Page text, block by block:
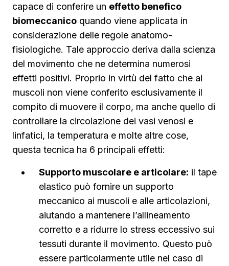
capace di conferire un effetto benefico
biomeccanico quando viene applicata in
considerazione delle regole anatomo-
fisiologiche. Tale approccio deriva dalla scienza
del movimento che ne determina numerosi
effetti positivi. Proprio in virtù del fatto che ai
muscoli non viene conferito esclusivamente il
compito di muovere il corpo, ma anche quello di
controllare la circolazione dei vasi venosi e
linfatici, la temperatura e molte altre cose,
questa tecnica ha 6 principali effetti:
Supporto muscolare e articolare: il tape
elastico può fornire un supporto
meccanico ai muscoli e alle articolazioni,
aiutando a mantenere l’allineamento
corretto e a ridurre lo stress eccessivo sui
tessuti durante il movimento. Questo può
essere particolarmente utile nel caso di